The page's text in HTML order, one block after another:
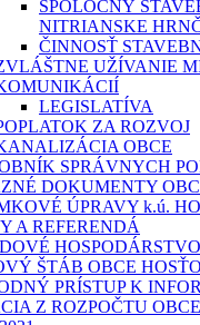
SPOLOČNÝ
NITRIANSKE
ČINNOSŤ
UŽÍVANIE
LEGISLATÍVA
ZA ROZVOJ
OBCE
SPRÁVNYCH
DOKUMENTY
ÚPRAVY k.ú.
A REFERENDÁ
HOSPODÁRSTVO
ŠTÁB OBCE
PRÍSTUP K
Z ROZPOČTU OBCE